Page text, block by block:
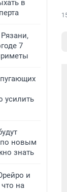
в
7
усилить
по новым
знать
и
на